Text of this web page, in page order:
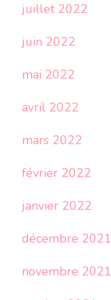
juillet 2022
juin 2022
mai 2022
avril 2022
mars 2022
février 2022
janvier 2022
décembre 2021
novembre 2021